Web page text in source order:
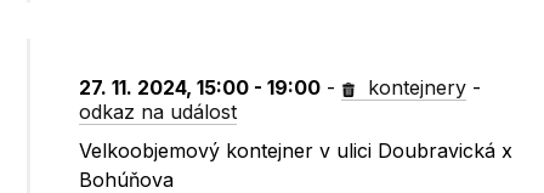
27. 11. 2024, 15:00 - 19:00 - kontejnery -
odkaz na událost
Velkoobjemový kontejner v ulici Doubravická x
Bohúňova